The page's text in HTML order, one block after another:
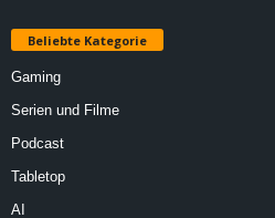
Beliebte Kategorie
Gaming
Serien und Filme
Podcast
Tabletop
AI